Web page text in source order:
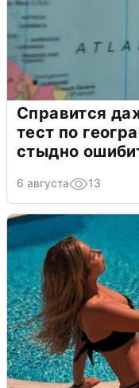
Справится
тест по
стыдно
6 августа 13